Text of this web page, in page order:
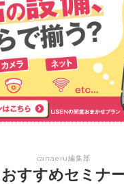
canaeru編集部
おすすめセミナ